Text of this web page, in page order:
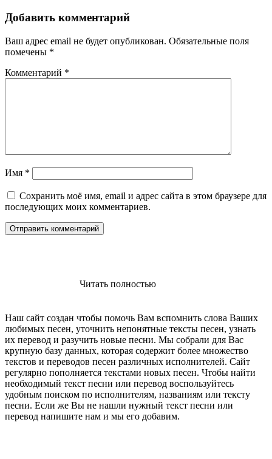
Добавить комментарий
Ваш адрес email не будет опубликован. Обязательные поля
помечены *
Комментарий *
Имя *
Сохранить моё имя, email и адрес сайта в этом браузере для
последующих моих комментариев.
Читать полностью
Наш сайт создан чтобы помочь Вам вспомнить слова Ваших
любимых песен, уточнить непонятные тексты песен, узнать
их перевод и разучить новые песни. Мы собрали для Вас
крупную базу данных, которая содержит более множество
текстов и переводов песен различных исполнителей. Сайт
регулярно пополняется текстами новых песен. Чтобы найти
необходимый текст песни или перевод воспользуйтесь
удобным поиском по исполнителям, названиям или тексту
песни. Если же Вы не нашли нужный текст песни или
перевод напишите нам и мы его добавим.